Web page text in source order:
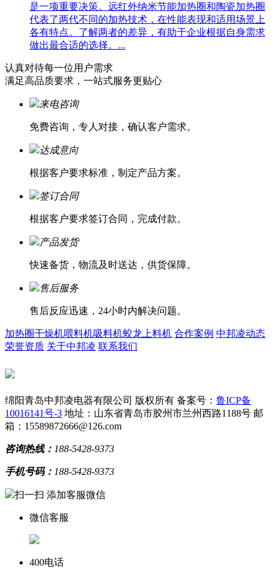
是一项重要决策。远红外纳米节能加热圈和陶瓷加热圈
代表了两代不同的加热技术，在性能表现和适用场景上
各有特点。了解两者的差异，有助于企业根据自身需求
做出最合适的选择。...
认真对待每一位用户需求
满足高品质要求，一站式服务更贴心
来电咨询
免费咨询，专人对接，确认客户需求。
达成意向
根据客户要求标准，制定产品方案。
签订合同
根据客户要求签订合同，完成付款。
产品发货
快速备货，物流及时送达，供货保障。
售后服务
售后反应迅速，24小时内解决问题。
加热圈干燥机喂料机吸料机蛟龙上料机 合作案例 中邦凌动态
荣誉资质 关于中邦凌 联系我们
绵阳青岛中邦凌电器有限公司 版权所有 备案号： 鲁ICP备
10016141号-3 地址：山东省青岛市胶州市兰州西路1188号 邮
箱：15589872666@126.com
咨询热线： 188-5428-9373
手机号码： 188-5428-9373
扫一扫 添加客服微信
微信客服
400电话